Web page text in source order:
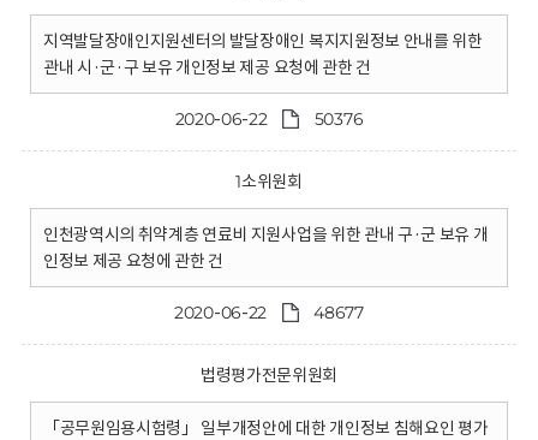
지역발달장애인지원센터의 발달장애인 복지지원정보 안내를 위한
관내 시·군·구 보유 개인정보 제공 요청에 관한 건
2020-06-22 50376
1소위원회
인천광역시의 취약계층 연료비 지원사업을 위한 관내 구·군 보유 개
인정보 제공 요청에 관한 건
2020-06-22 48677
법령평가전문위원회
「공무원임용시험령」 일부개정안에 대한 개인정보 침해요인 평가